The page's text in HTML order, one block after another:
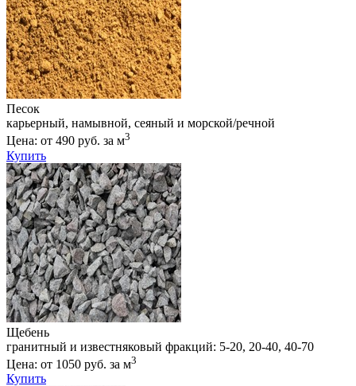
Песок
карьерный, намывной, сеяный и морской/речной
Цена: от 490 руб. за м3
Купить
Щебень
гранитный и известняковый фракций: 5-20, 20-40, 40-70
Цена: от 1050 руб. за м3
Купить